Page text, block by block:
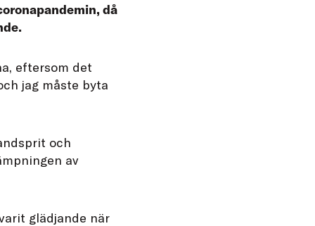
då
eftersom det
jag måste byta
och
av
glädjande när